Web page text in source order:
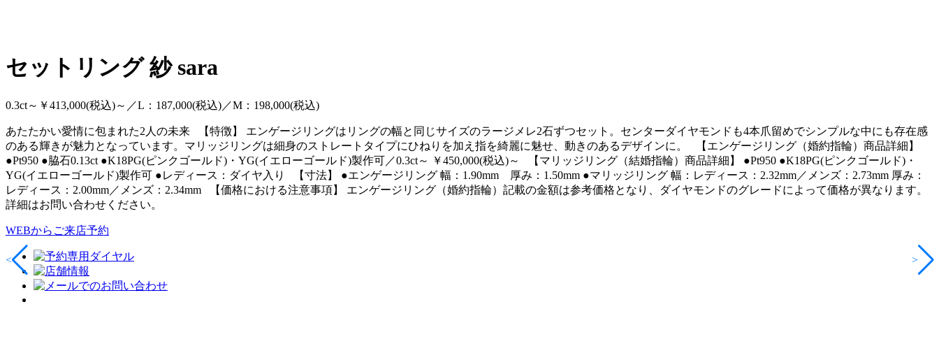
< >
セットリング紗 sara
0.3ct～￥413,000(税込)～／L：187,000(税込)／M：198,000(税込)
あたたかい愛情に包まれた2人の未来 【特徴】 エンゲージリングはリングの幅と同じサイズのラージメレ2石ずつセット。センターダイヤモンドも4本爪留めでシンプルな中にも存在感
のある輝きが魅力となっています。マリッジリングは細身のストレートタイプにひねりを加え指を綺麗に魅せ、動きのあるデザインに。 【エンゲージリング（婚約指輪）商品詳細】
●Pt950 ●脇石0.13ct ●K18PG(ピンクゴールド)・YG(イエローゴールド)製作可／0.3ct～ ￥450,000(税込)～ 【マリッジリング（結婚指輪）商品詳細】 ●Pt950 ●K18PG(ピンクゴールド)・
YG(イエローゴールド)製作可 ●レディース：ダイヤ入り 【寸法】 ●エンゲージリング 幅：1.90mm 厚み：1.50mm ●マリッジリング 幅：レディース：2.32mm／メンズ：2.73mm 厚み：
レディース：2.00mm／メンズ：2.34mm 【価格における注意事項】 エンゲージリング（婚約指輪）記載の金額は参考価格となり、ダイヤモンドのグレードによって価格が異なります。
詳細はお問い合わせください。
WEBからご来店予約